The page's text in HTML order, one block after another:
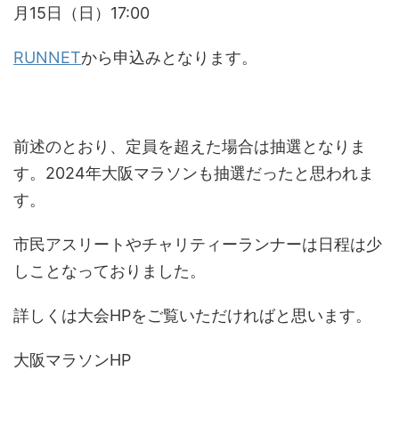
月15日（日）17:00
RUNNETから申込みとなります。
前述のとおり、定員を超えた場合は抽選となりま
す。2024年大阪マラソンも抽選だったと思われま
す。
市民アスリートやチャリティーランナーは日程は少
しことなっておりました。
詳しくは大会HPをご覧いただければと思います。
大阪マラソンHP